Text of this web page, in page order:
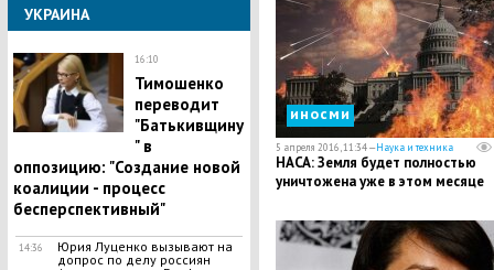
УКРАИНА
16:10
Тимошенко
переводит
"Батькивщину
" в
оппозицию: "Создание новой
коалиции - процесс
бесперспективный"
14:36
Юрия Луценко вызывают на
допрос по делу россиян
иносми
5 апреля 2016, 11:34 —Наука и техника
НАСА: Земля будет полностью
уничтожена уже в этом месяце